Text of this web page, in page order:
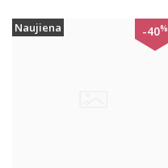
Naujiena -40%